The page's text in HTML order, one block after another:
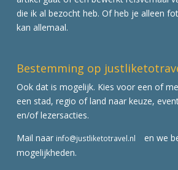
die ik al bezocht heb. Of heb je alleen
kan allemaal.
Bestemming op
Ook dat is mogelijk. Kies voor een of
een stad, regio of land naar keuze,
en/of lezersacties.
Mail naar info@justliketotravel.nl
en we
mogelijkheden.